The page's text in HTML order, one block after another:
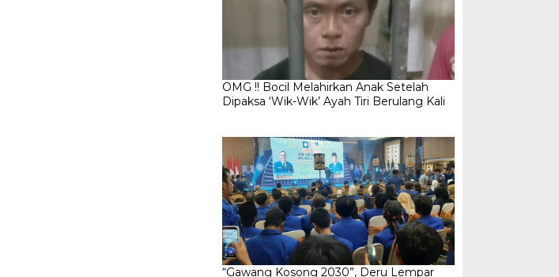
OMG !! Bocil Melahirkan Anak Setelah
Dipaksa ‘Wik-Wik’ Ayah Tiri Berulang Kali
“Gawang Kosong 2030”, Deru Lempar